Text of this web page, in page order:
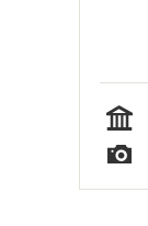
Tid
Typ